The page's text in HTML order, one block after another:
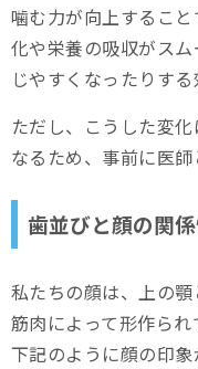
噛む力が向上するこ
化や栄養の吸収がス
じやすくなったりする
ただし、こうした変
なるため、事前に医師
歯並びと顔の関
私たちの顔は、上の
筋肉によって形作られ
下記のように顔の印象